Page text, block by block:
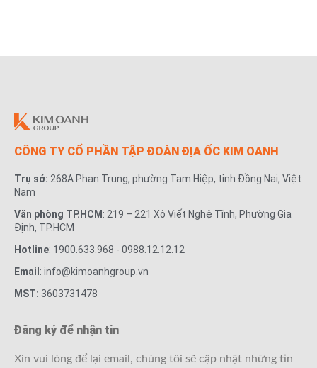
CÔNG TY CỔ PHẦN TẬP ĐOÀN ĐỊA ỐC KIM OANH
Trụ sở: 268A Phan Trung, phường Tam Hiệp, tỉnh Đồng Nai, Việt
Nam
Văn phòng TP.HCM : 219 – 221 Xô Viết Nghệ Tĩnh, Phường Gia
Định, TP.HCM
Hotline: 1900.633.968 - 0988.12.12.12
Email : info@kimoanhgroup.vn
MST: 3603731478
Đăng ký để nhận tin
Xin vui lòng để lại email, chúng tôi sẽ cập nhật những tin